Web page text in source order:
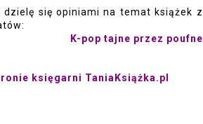
się opiniami na temat książek z
K-pop tajne przez poufne
księgarni TaniaKsiążka.pl